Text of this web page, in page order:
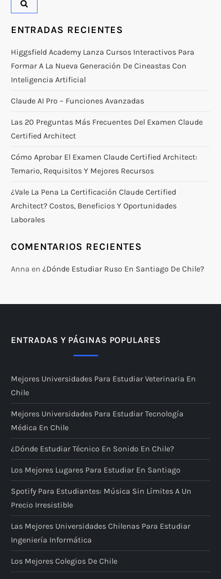
ENTRADAS RECIENTES
Higgsfield Academy Lanza Cursos Interactivos Para
Formar A La Nueva Generación De Cineastas Con
Inteligencia Artificial
Claude AI Pro – Funciones Avanzadas
Las 20 Preguntas Más Frecuentes Del Examen Claude
Certified Architect
Cómo Aprobar El Examen Claude Certified Architect:
Temario, Requisitos Y Mejores Recursos
¿Vale La Pena La Certificación Claude Certified
Architect? Costos, Beneficios Y Oportunidades
Laborales
COMENTARIOS RECIENTES
Anna en¿Dónde Estudiar Ruso En Santiago De Chile?
ENTRADAS Y PÁGINAS POPULARES
Mejores Universidades Para Estudiar Veterinaria En
Chile
Mejores Universidades Para Estudiar Tecnología
Médica En Chile
¿Dónde Estudiar Técnico En Sonido En Chile?
Los Mejores Lugares Para Estudiar En Santiago
Spotify Para Estudiantes: Música Sin Límites A Un
Precio Irresistible
Las Mejores Universidades Chilenas Para Estudiar
Ingeniería Informática
Los Mejores Colegios De Chile